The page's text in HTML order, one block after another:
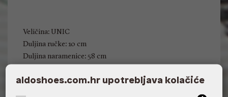
Veličina: UNIC
Duljina ručke: 10 cm
Duljina naramenice: 58 cm
Širina: 24 cm
aldoshoes.com.hr upotrebljava kolačiće